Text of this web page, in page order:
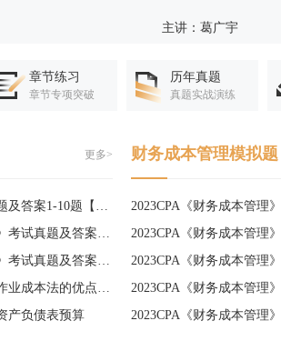
主讲：葛广宇
主讲：葛广宇
主讲：葛广宇
度的内涵 主讲：葛广宇
章节练习
章节专项突破
历年真题
真题实战演练
更多>
2023年CPA财务管理考试真题及答案1-10题【单选】
2023年CPA《财务成本管理》考试真题及答案8月26日下午场更新
2023年CPA《财务成本管理》考试真题及答案8月26日上午场更新
2023年CPA财管真题考点：作业成本法的优点、局限性
产负债表预算
财务成本管理模拟题